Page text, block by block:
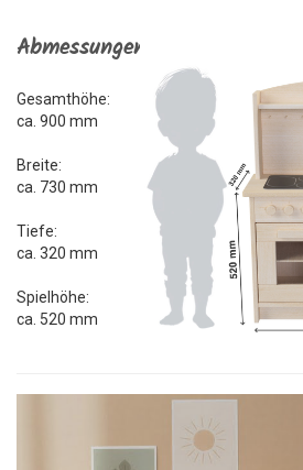
Abmessungen
Gesamthöhe:
ca. 900 mm
Breite:
ca. 730 mm
Tiefe:
ca. 320 mm
Spielhöhe:
ca. 520 mm